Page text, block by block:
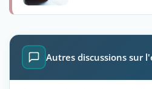
Autres discussions sur